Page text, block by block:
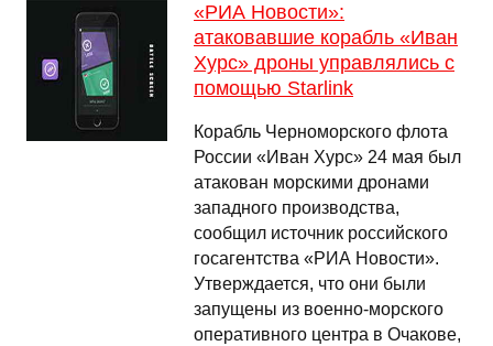
«РИА Новости»:
атаковавшие корабль «Иван
Хурс» дроны управлялись с
помощью Starlink
Корабль Черноморского флота
России «Иван Хурс» 24 мая был
атакован морскими дронами
западного производства,
сообщил источник российского
госагентства «РИА Новости».
Утверждается, что они были
запущены из военно-морского
оперативного центра в Очакове,